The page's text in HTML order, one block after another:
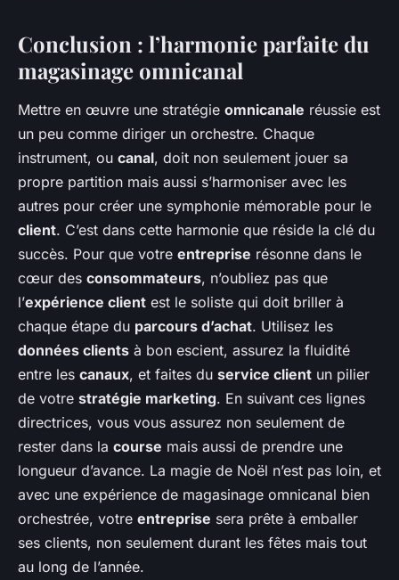
Conclusion : l’harmonie parfaite du
magasinage omnicanal
Mettre en œuvre une stratégie omnicanale réussie est
un peu comme diriger un orchestre. Chaque
instrument, ou canal, doit non seulement jouer sa
propre partition mais aussi s’harmoniser avec les
autres pour créer une symphonie mémorable pour le
client. C’est dans cette harmonie que réside la clé du
succès. Pour que votre entreprise résonne dans le
cœur des consommateurs, n’oubliez pas que
l’expérience client est le soliste qui doit briller à
chaque étape du parcours d’achat. Utilisez les
données clients à bon escient, assurez la fluidité
entre les canaux, et faites du service client un pilier
de votre stratégie marketing. En suivant ces lignes
directrices, vous vous assurez non seulement de
rester dans la course mais aussi de prendre une
longueur d’avance. La magie de Noël n’est pas loin, et
avec une expérience de magasinage omnicanal bien
orchestrée, votre entreprise sera prête à emballer
ses clients, non seulement durant les fêtes mais tout
au long de l’année.